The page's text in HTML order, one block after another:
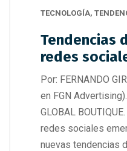
TECNOLOGÍA,
Tendencias
redes
Por: FERNANDO
en FGN
GLOBAL
redes sociales
nuevas tendencias